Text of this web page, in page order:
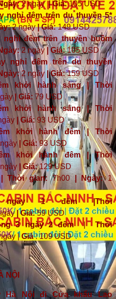
2 ngày| Giá:105 USD
nghỉ đêm trên du thuyền 5*
2 ngày| Giá:149 USD
đêm trên thuyền buồm
2 ngày | Giá:105 USD
nghỉ đêm trên du thuyền
2 ngày | Giá:159 USD
khởi hành sáng | Thời
| Giá: 79 USD
khởi hành sáng | Thời
| Giá: 93 USD
khởi hành đêm | Thời
| Giá:93 USD
khởi hành đêm | Thời
| Giá:129 USD
Thời gian: 7h00| Ngày:1
1 đêm |Thời
|Giá:59 USD
3 ngày 2 đêm| Thời
|Giá: 109 USD
NỘI
Hà Nội đi Cửa khẩu Lao